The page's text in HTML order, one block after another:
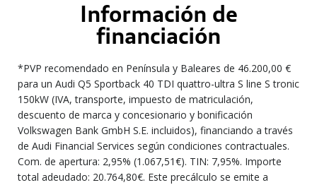
Información de
financiación
*PVP recomendado en Península y Baleares de 46.200,00 €
para un Audi Q5 Sportback 40 TDI quattro-ultra S line S tronic
150kW (IVA, transporte, impuesto de matriculación,
descuento de marca y concesionario y bonificación
Volkswagen Bank GmbH S.E. incluidos), financiando a través
de Audi Financial Services según condiciones contractuales.
Com. de apertura: 2,95% (1.067,51€). TIN: 7,95%. Importe
total adeudado: 20.764,80€. Este precálculo se emite a